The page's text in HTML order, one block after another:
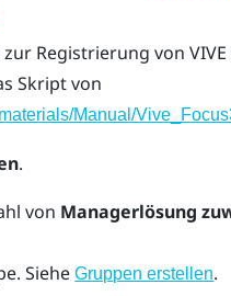
zur Registrierung von
Skript von
Manual/
.
von Managerlösung
SieheGruppen erstellen.